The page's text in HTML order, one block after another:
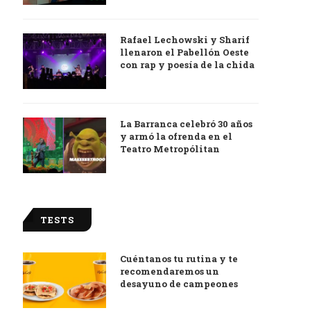
Rafael Lechowski y Sharif
llenaron el Pabellón Oeste
con rap y poesía de la chida
La Barranca celebró 30 años
y armó la ofrenda en el
Teatro Metropólitan
TESTS
Cuéntanos tu rutina y te
recomendaremos un
desayuno de campeones